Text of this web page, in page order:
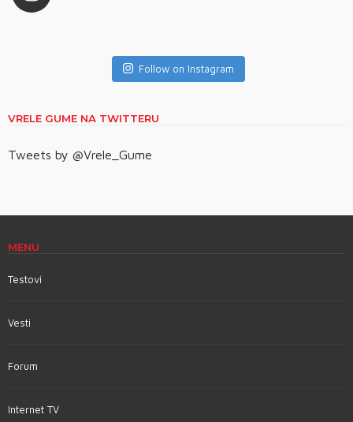
Follow on Instagram
VRELE GUME NA TWITTERU
Tweets by @Vrele_Gume
MENU
Testovi
Vesti
Forum
Internet TV